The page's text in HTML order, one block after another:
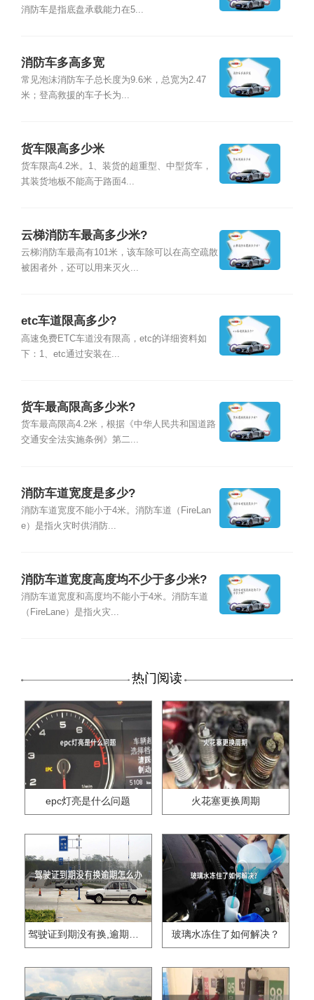
消防车是指底盘承载能力在5...
消防车多高多宽
常见泡沫消防车子总长度为9.6米，总宽为2.47
米；登高救援的车子长为...
货车限高多少米
货车限高4.2米。1、装货的超重型、中型货车，
其装货地板不能高于路面4...
云梯消防车最高多少米?
云梯消防车最高有101米，该车除可以在高空疏散
被困者外，还可以用来灭火...
etc车道限高多少?
高速免费ETC车道没有限高，etc的详细资料如
下：1、etc通过安装在...
货车最高限高多少米?
货车最高限高4.2米，根据《中华人民共和国道路
交通安全法实施条例》第二...
消防车道宽度是多少?
消防车道宽度不能小于4米。消防车道（FireLan
e）是指火灾时供消防...
消防车道宽度高度均不少于多少米?
消防车道宽度和高度均不能小于4米。消防车道
（FireLane）是指火灾...
热门阅读
epc灯亮是什么问题 火花塞更换周期
驾驶证到期没有换,逾期怎么办?? 玻璃水冻住了如何解决？